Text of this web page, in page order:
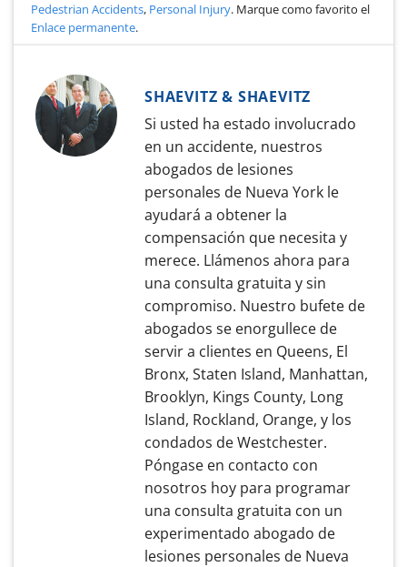
Pedestrian Accidents, Personal Injury. Marque como favorito el
Enlace permanente.
SHAEVITZ & SHAEVITZ
Si usted ha estado involucrado
en un accidente, nuestros
abogados de lesiones
personales de Nueva York le
ayudará a obtener la
compensación que necesita y
merece. Llámenos ahora para
una consulta gratuita y sin
compromiso. Nuestro bufete de
abogados se enorgullece de
servir a clientes en Queens, El
Bronx, Staten Island, Manhattan,
Brooklyn, Kings County, Long
Island, Rockland, Orange, y los
condados de Westchester.
Póngase en contacto con
nosotros hoy para programar
una consulta gratuita con un
experimentado abogado de
lesiones personales de Nueva